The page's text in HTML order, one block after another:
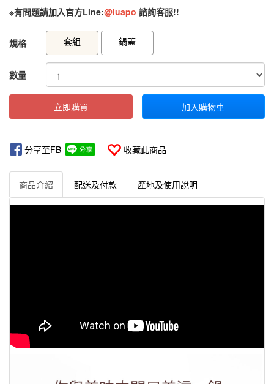
※有問題請加入官方Line:@luapo 諮詢客服!!
GOODS000000000000000001264
規格 套組 鍋蓋
數量
立即購買 加入購物車
分享至FB 收藏此商品
商品介紹 配送及付款 產地及使用說明